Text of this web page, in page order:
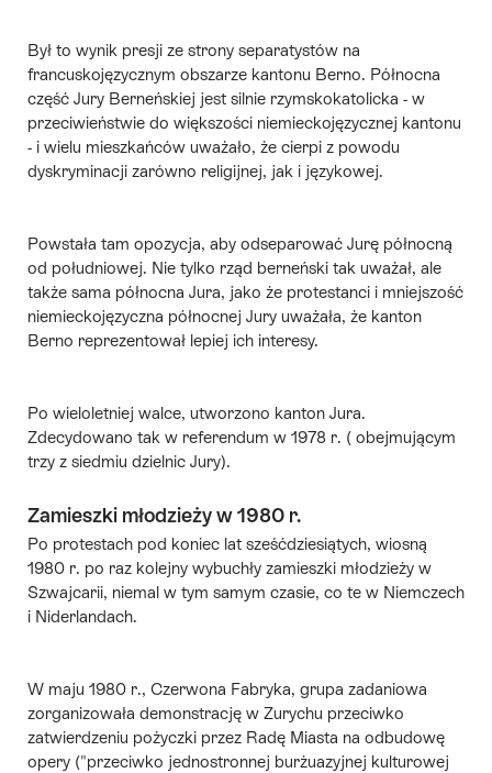
Był to wynik presji ze strony separatystów na
francuskojęzycznym obszarze kantonu Berno. Północna
część Jury Berneńskiej jest silnie rzymskokatolicka - w
przeciwieństwie do większości niemieckojęzycznej kantonu
- i wielu mieszkańców uważało, że cierpi z powodu
dyskryminacji zarówno religijnej, jak i językowej.
Powstała tam opozycja, aby odseparować Jurę północną
od południowej. Nie tylko rząd berneński tak uważał, ale
także sama północna Jura, jako że protestanci i mniejszość
niemieckojęzyczna północnej Jury uważała, że kanton
Berno reprezentował lepiej ich interesy.
Po wieloletniej walce, utworzono kanton Jura.
Zdecydowano tak w referendum w 1978 r. ( obejmującym
trzy z siedmiu dzielnic Jury).
Zamieszki młodzieży w 1980 r.
Po protestach pod koniec lat sześćdziesiątych, wiosną
1980 r. po raz kolejny wybuchły zamieszki młodzieży w
Szwajcarii, niemal w tym samym czasie, co te w Niemczech
i Niderlandach.
W maju 1980 r., Czerwona Fabryka, grupa zadaniowa
zorganizowała demonstrację w Zurychu przeciwko
zatwierdzeniu pożyczki przez Radę Miasta na odbudowę
opery ("przeciwko jednostronnej burżuazyjnej kulturowej